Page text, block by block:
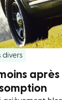
divers